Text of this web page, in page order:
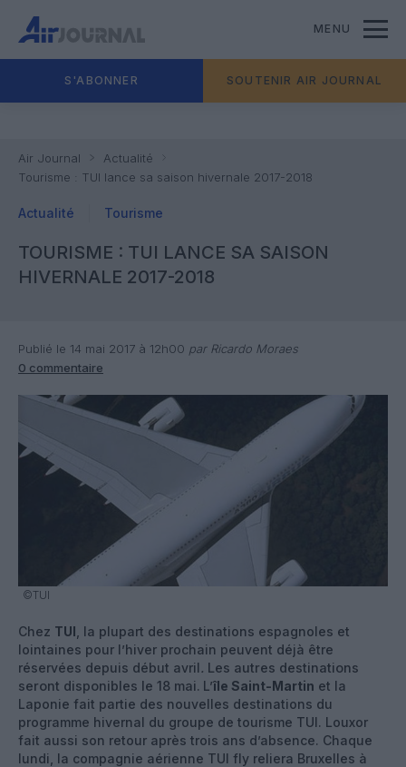
MENU
S'ABONNER SOUTENIR AIR JOURNAL
Air Journal
Actualité
Tourisme : TUI lance sa saison hivernale 2017-2018
Actualité Tourisme
TOURISME : TUI LANCE SA SAISON
HIVERNALE 2017-2018
Publié le 14 mai 2017 à 12h00 par Ricardo Moraes
0 commentaire
©TUI
Chez TUI , la plupart des destinations espagnoles et
lointaines pour l’hiver prochain peuvent déjà être
réservées depuis début avril. Les autres destinations
seront disponibles le 18 mai. L’île Saint-Martin et la
Laponie fait partie des nouvelles destinations du
programme hivernal du groupe de tourisme TUI. Louxor
fait aussi son retour après trois ans d’absence. Chaque
lundi, la compagnie aérienne TUI fly reliera Bruxelles à